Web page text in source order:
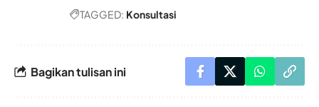
TAGGED: Konsultasi
Bagikan tulisan ini